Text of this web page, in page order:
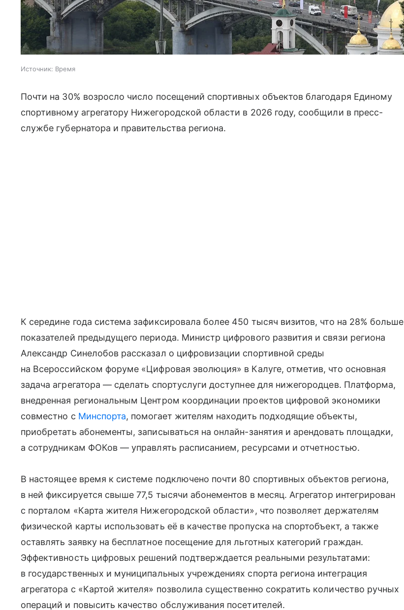
Источник: Время
Почти на 30% возросло число посещений спортивных объектов благодаря Единому
спортивному агрегатору Нижегородской области в 2026 году, сообщили в пресс-
службе губернатора и правительства региона.
К середине года система зафиксировала более 450 тысяч визитов, что на 28% больше
показателей предыдущего периода. Министр цифрового развития и связи региона
Александр Синелобов рассказал о цифровизации спортивной среды
на Всероссийском форуме «Цифровая эволюция» в Калуге, отметив, что основная
задача агрегатора — сделать спортуслуги доступнее для нижегородцев. Платформа,
внедренная региональным Центром координации проектов цифровой экономики
совместно с Минспорта, помогает жителям находить подходящие объекты,
приобретать абонементы, записываться на онлайн-занятия и арендовать площадки,
а сотрудникам ФОКов — управлять расписанием, ресурсами и отчетностью.
В настоящее время к системе подключено почти 80 спортивных объектов региона,
в ней фиксируется свыше 77,5 тысячи абонементов в месяц. Агрегатор интегрирован
с порталом «Карта жителя Нижегородской области», что позволяет держателям
физической карты использовать её в качестве пропуска на спортобъект, а также
оставлять заявку на бесплатное посещение для льготных категорий граждан.
Эффективность цифровых решений подтверждается реальными результатами:
в государственных и муниципальных учреждениях спорта региона интеграция
агрегатора с «Картой жителя» позволила существенно сократить количество ручных
операций и повысить качество обслуживания посетителей.